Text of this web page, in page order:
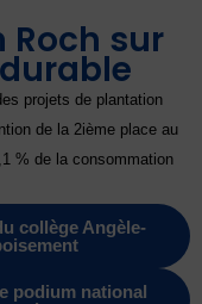
Roch sur
projets de plantation
de la 2ième place au
% de la consommation
collège Angèle-
podium national